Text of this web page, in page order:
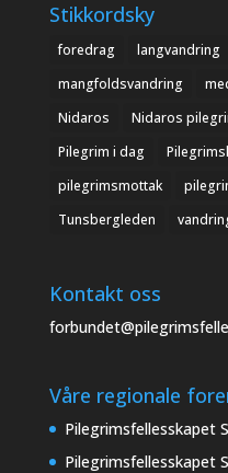
Stikkordsky
foredrag langvandring
mangfoldsvandring
Nidaros
Nidaros
Pilegrim i dag
pilegrimsmottak
Tunsbergleden
Kontakt oss
Våre regionale
Pilegrimsfellesskapet
Pilegrimsfellesskapet